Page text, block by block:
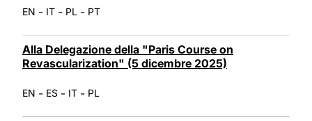
EN - IT - PL - PT
Alla Delegazione della "Paris Course on
Revascularization" (5 dicembre 2025)
EN - ES - IT - PL